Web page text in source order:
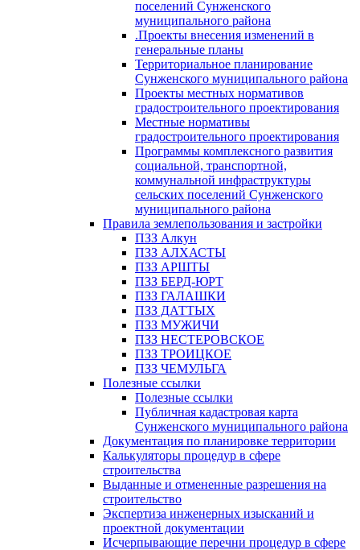
поселений Сунженского
муниципального района
.Проекты внесения изменений в
генеральные планы
Территориальное планирование
Сунженского муниципального района
Проекты местных нормативов
градостроительного проектирования
Местные нормативы
градостроительного проектирования
Программы комплексного развития
социальной, транспортной,
коммунальной инфраструктуры
сельских поселений Сунженского
муниципального района
Правила землепользования и застройки
ПЗЗ Алкун
ПЗЗ АЛХАСТЫ
ПЗЗ АРШТЫ
ПЗЗ БЕРД-ЮРТ
ПЗЗ ГАЛАШКИ
ПЗЗ ДАТТЫХ
ПЗЗ МУЖИЧИ
ПЗЗ НЕСТЕРОВСКОЕ
ПЗЗ ТРОИЦКОЕ
ПЗЗ ЧЕМУЛЬГА
Полезные ссылки
Полезные ссылки
Публичная кадастровая карта
Сунженского муниципального района
Документация по планировке территории
Калькуляторы процедур в сфере
строительства
Выданные и отмененные разрешения на
строительство
Экспертиза инженерных изысканий и
проектной документации
Исчерпывающие перечни процедур в сфере